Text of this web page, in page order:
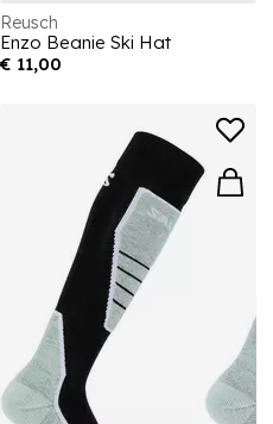
Reusch
Enzo Beanie Ski Hat
€ 11,00